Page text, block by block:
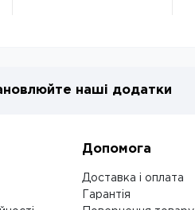
наші додатки
Допомога
Доставка і оплата
Гарантія